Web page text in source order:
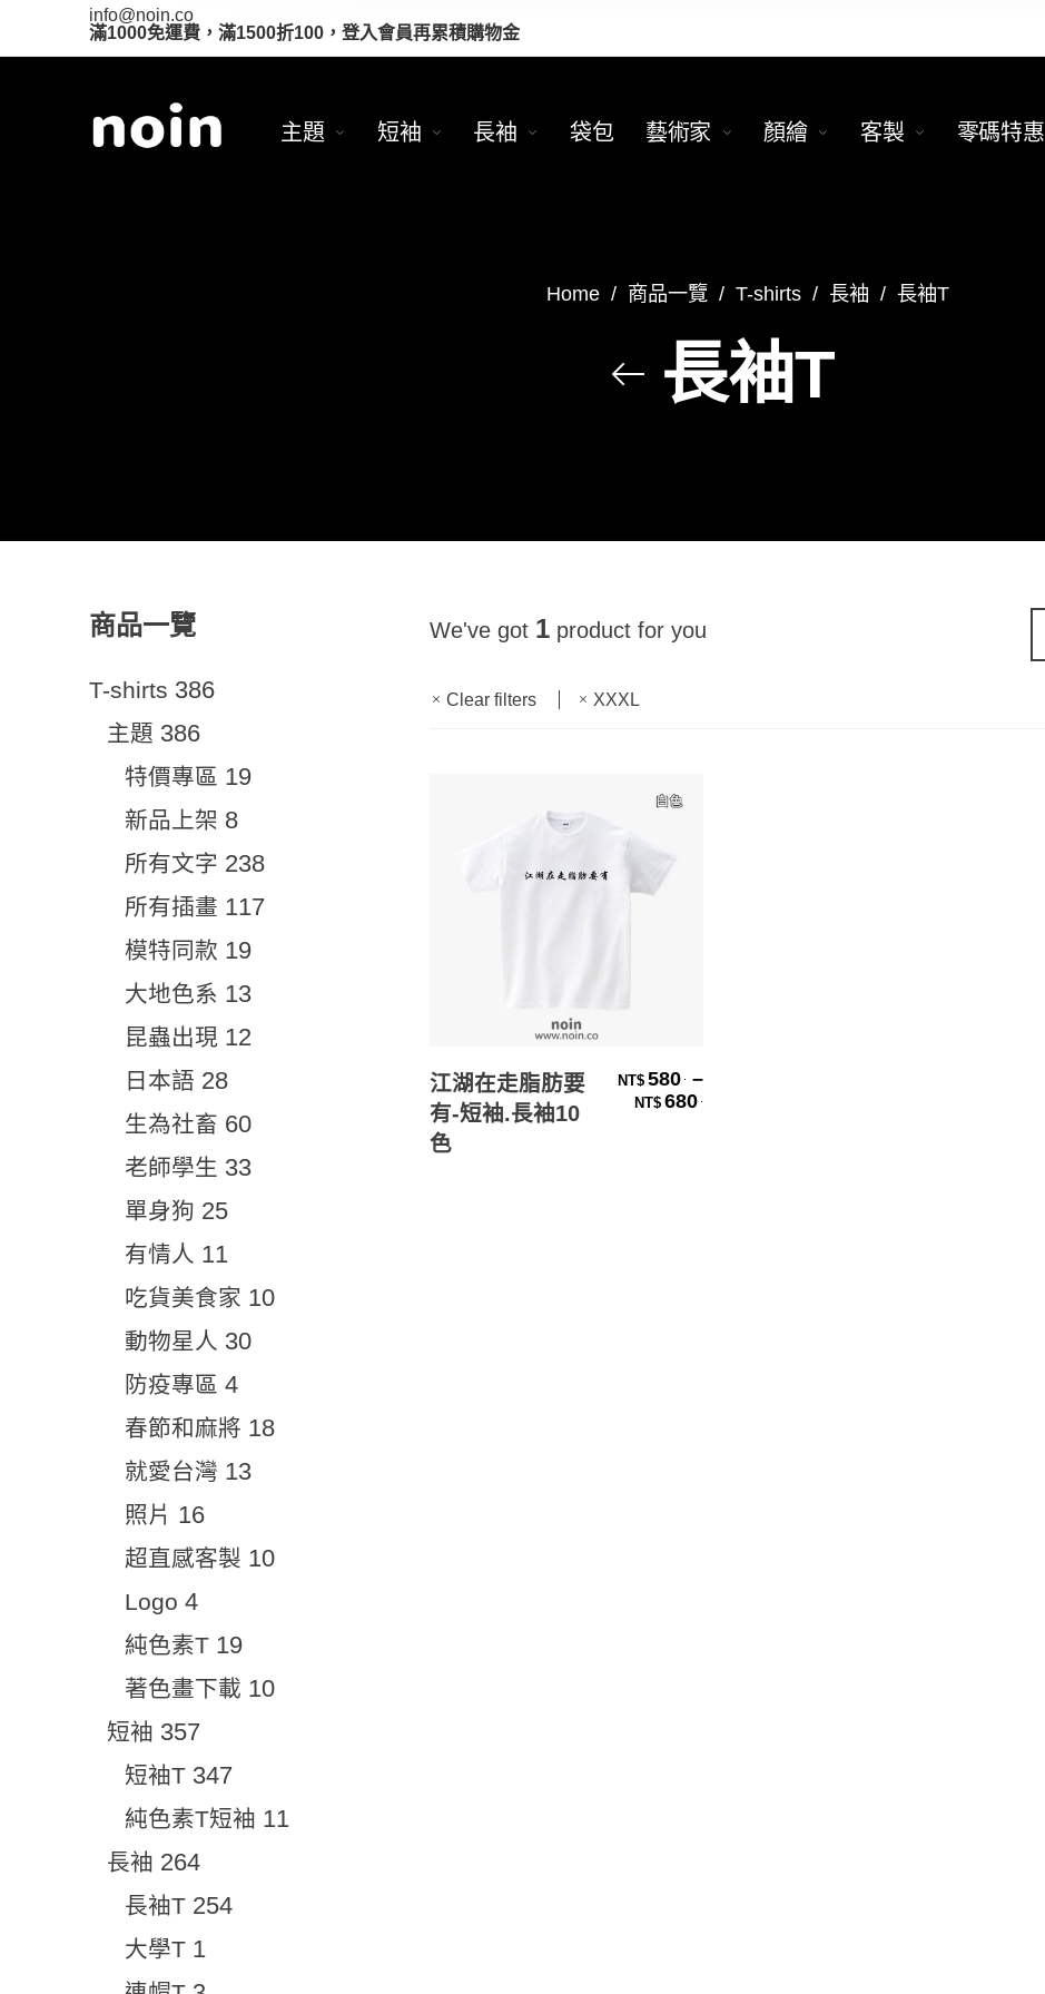
info@noin.co
滿1000免運費，滿1500折100，登入會員再累積購物金
主題 短袖 長袖 袋包 藝術家 顏繪 客製 零碼特惠
Home / 商品一覽 / T-shirts / 長袖 / 長袖T
長袖T
商品一覽
T-shirts 386
主題 386
特價專區 19
新品上架 8
所有文字 238
所有插畫 117
模特同款 19
大地色系 13
昆蟲出現 12
日本語 28
生為社畜 60
老師學生 33
單身狗 25
有情人 11
吃貨美食家 10
動物星人 30
防疫專區 4
春節和麻將 18
就愛台灣 13
照片 16
超直感客製 10
Logo 4
純色素T 19
著色畫下載 10
短袖 357
短袖T 347
純色素T短袖 11
長袖 264
長袖T 254
大學T 1
We've got 1 product for you
Clear filters XXXL
選擇規格
江湖在走脂肪要
有-短袖.長袖10
色
NT$ 580 –
NT$ 680價格範圍：NT$580. 到 NT$680.